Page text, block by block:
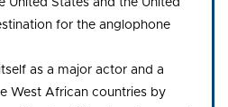
for the anglophone
as a major actor and a
West African countries by